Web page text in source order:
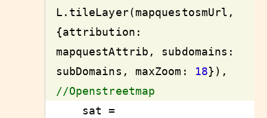
L.tileLayer(mapquestosmUrl,
{attribution:
mapquestAttrib, subdomains:
subDomains, maxZoom:
18
//Openstreetmap